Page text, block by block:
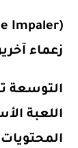
زعماء
التوسعة
اللعبة